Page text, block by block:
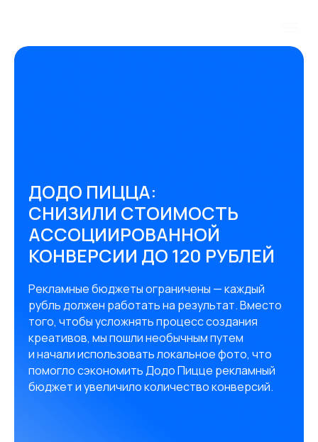
ДОДО ПИЦЦА:
СНИЗИЛИ СТОИМОСТЬ
АССОЦИИРОВАННОЙ
КОНВЕРСИИ ДО 120 РУБЛЕЙ
Рекламные бюджеты ограничены — каждый
рубль должен работать на результат. Вместо
того, чтобы усложнять процесс создания
креативов, мы пошли необычным путем
и начали использовать локальное фото, что
помогло сэкономить Додо Пицце рекламный
бюджет и увеличило количество конверсий.